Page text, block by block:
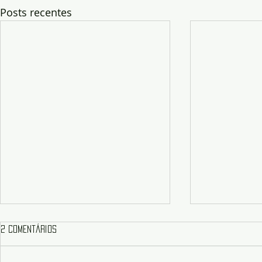
Posts recentes
2 comentários